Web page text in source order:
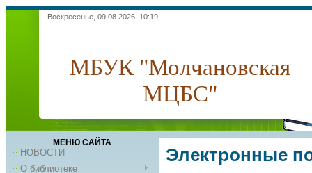
Воскресенье, 09.08.2026, 10:19
МБУК "Молчановская
МЦБС"
МЕНЮ САЙТА
НОВОСТИ
О библиотеке
Электронные